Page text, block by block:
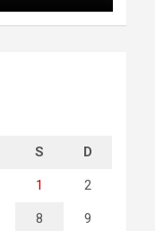
S D
1 2
8 9